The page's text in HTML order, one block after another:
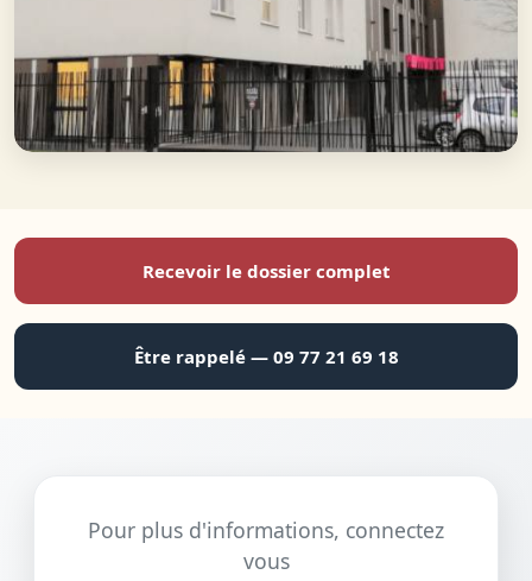
Recevoir le dossier complet
Être rappelé — 09 77 21 69 18
Pour plus d'informations, connectez
vous